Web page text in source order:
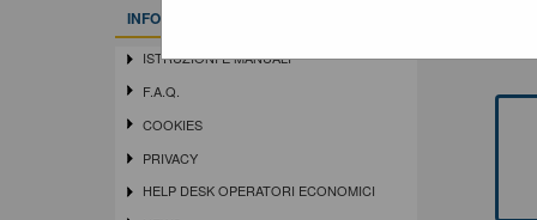
INFORMAZIONI
ISTRUZIONI E MANUALI
F.A.Q.
COOKIES
PRIVACY
HELP DESK OPERATORI ECONOMICI